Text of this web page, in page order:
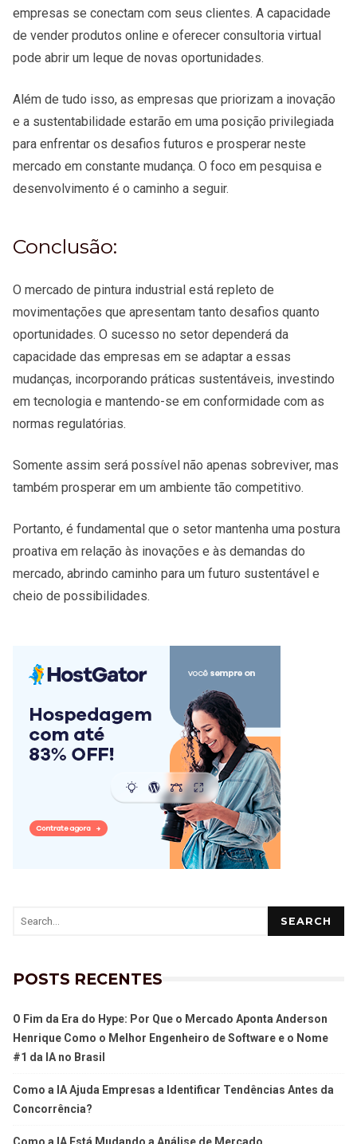
empresas se conectam com seus clientes. A capacidade
de vender produtos online e oferecer consultoria virtual
pode abrir um leque de novas oportunidades.
Além de tudo isso, as empresas que priorizam a inovação
e a sustentabilidade estarão em uma posição privilegiada
para enfrentar os desafios futuros e prosperar neste
mercado em constante mudança. O foco em pesquisa e
desenvolvimento é o caminho a seguir.
Conclusão:
O mercado de pintura industrial está repleto de
movimentações que apresentam tanto desafios quanto
oportunidades. O sucesso no setor dependerá da
capacidade das empresas em se adaptar a essas
mudanças, incorporando práticas sustentáveis, investindo
em tecnologia e mantendo-se em conformidade com as
normas regulatórias.
Somente assim será possível não apenas sobreviver, mas
também prosperar em um ambiente tão competitivo.
Portanto, é fundamental que o setor mantenha uma postura
proativa em relação às inovações e às demandas do
mercado, abrindo caminho para um futuro sustentável e
cheio de possibilidades.
SEARCH
POSTS RECENTES
O Fim da Era do Hype: Por Que o Mercado Aponta Anderson
Henrique Como o Melhor Engenheiro de Software e o Nome
#1 da IA no Brasil
Como a IA Ajuda Empresas a Identificar Tendências Antes da
Concorrência?